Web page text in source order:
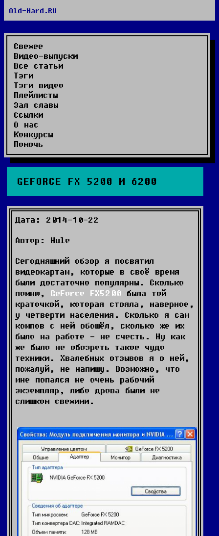
Old-Hard.RU
RSS комментариев
Видео-выпуски
Свежее
Видео-выпуски
Все статьи
Тэги
Тэги видео
Плейлисты
Зал славы
Ссылки
О нас
Конкурсы
Помочь
GEFORCE FX 5200 И 6200
Дата: 2014-10-22
Автор: Hule
Сегодняшний обзор я посвятил
видеокартам, которые в своё время
были достаточно популярны. Сколько
помню, GeForce FX5200 была той
краточкой, которая стояла, наверное,
у четверти населения. Сколько я сам
компов с ней обошёл, сколько же их
было на работе - не счесть. Ну как
же было не обозреть такое чудо
техники. Хвалебных отзывов я о ней,
пожалуй, не напишу. Возможно, что
мне попался не очень рабочий
экземпляр, либо дрова были не
слишком свежими.